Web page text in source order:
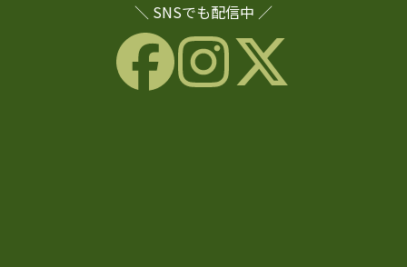
＼ SNSでも配信中 ／